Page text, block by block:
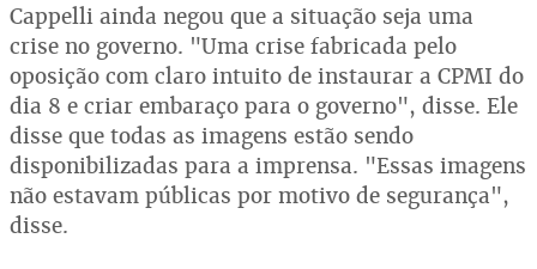
Cappelli ainda negou que a situação seja uma
crise no governo. "Uma crise fabricada pelo
oposição com claro intuito de instaurar a CPMI do
dia 8 e criar embaraço para o governo", disse. Ele
disse que todas as imagens estão sendo
disponibilizadas para a imprensa. "Essas imagens
não estavam públicas por motivo de segurança",
disse.